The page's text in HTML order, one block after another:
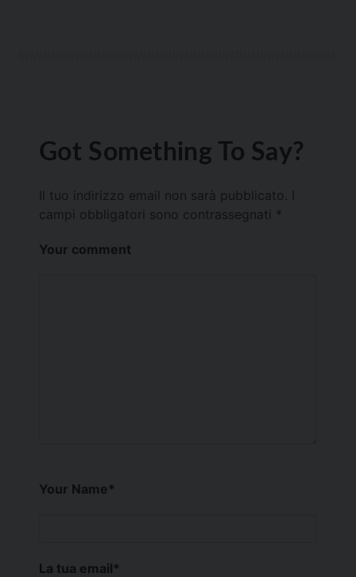
Got Something To Say?
Il tuo indirizzo email non sarà pubblicato.
campi obbligatori sono contrassegnati *
Your comment
Your Name*
La tua email*